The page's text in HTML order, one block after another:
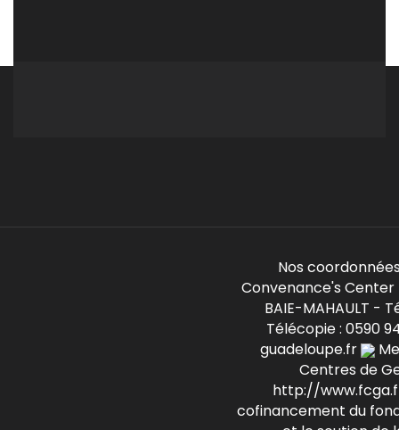
Nos coordonnées
Convenance's Center
BAIE-MAHAULT -
Télécopie : 0590
guadeloupe.fr
Centres de
http://
cofinancement du